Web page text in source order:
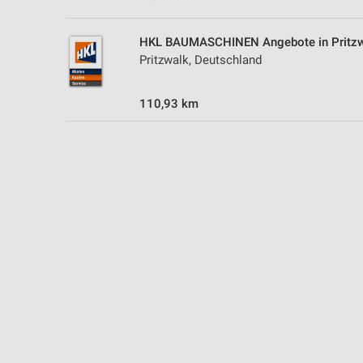
HKL BAUMASCHINEN Angebote in
Pritzwalk, Deutschland
110,93 km
Analyse von Zielgruppen durch Statistiken oder Kombinationen
Entwicklung und Verbesserung der Angebote